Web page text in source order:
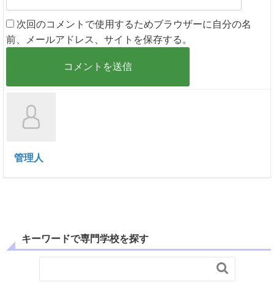
次回のコメントで使用するためブラウザーに自分の名
前、メールアドレス、サイトを保存する。
管理人
キーワードで専門学校を探す
